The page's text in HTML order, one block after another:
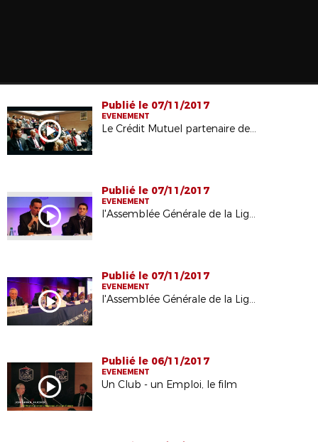
Publié le 07/11/2017
EVENEMENT
Le Crédit Mutuel partenaire de la Ligue
Publié le 07/11/2017
EVENEMENT
l'Assemblée Générale de la Ligue 2015
Publié le 07/11/2017
EVENEMENT
l'Assemblée Générale de la Ligue 2014
Publié le 06/11/2017
EVENEMENT
Un Club - un Emploi, le film